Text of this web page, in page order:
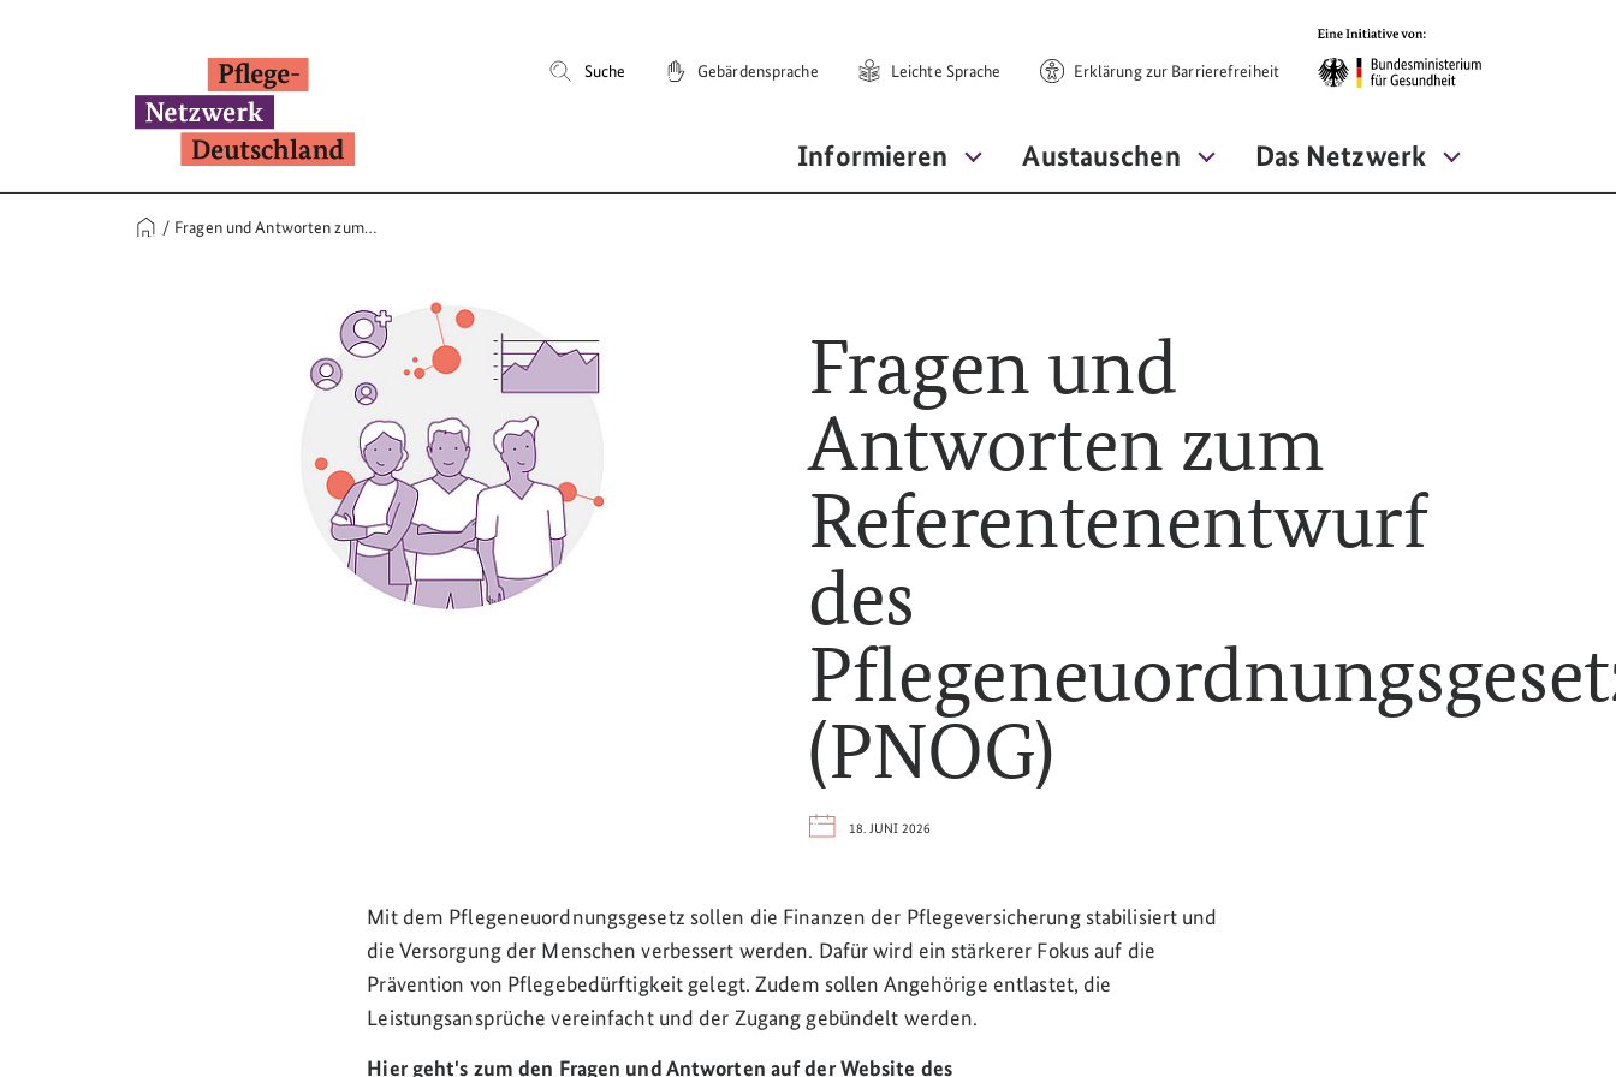
Suche Gebärdensprache Leichte Sprache Erklärung zur Barrierefreiheit
Informieren Austauschen Das Netzwerk
Fragen und Antworten zum…
Fragen und
Antworten zum
Referentenentwurf
des
(PNOG)
18. JUNI 2026
Mit dem Pflegeneuordnungsgesetz sollen die Finanzen der Pflegeversicherung stabilisiert und
die Versorgung der Menschen verbessert werden. Dafür wird ein stärkerer Fokus auf die
Prävention von Pflegebedürftigkeit gelegt. Zudem sollen Angehörige entlastet, die
Leistungsansprüche vereinfacht und der Zugang gebündelt werden.
Hier geht's zum den Fragen und Antworten auf der Website des